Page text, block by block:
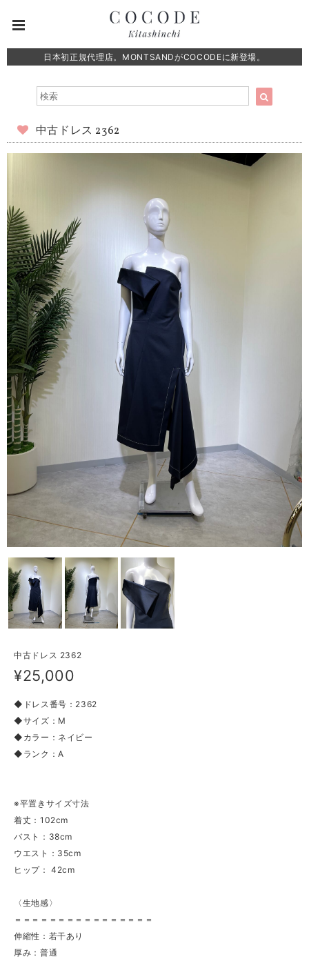
日本初正規代理店。MONTSANDがCOCODEに新登場。
中古ドレス 2362
中古ドレス 2362
¥25,000
◆ドレス番号：2362
◆サイズ：M
◆カラー：ネイビー
◆ランク：A
※平置きサイズ寸法
着丈：102cm
バスト：38cm
ウエスト：35cm
ヒップ： 42cm
〈生地感〉
＝＝＝＝＝＝＝＝＝＝＝＝＝＝＝＝
伸縮性：若干あり
厚み：普通